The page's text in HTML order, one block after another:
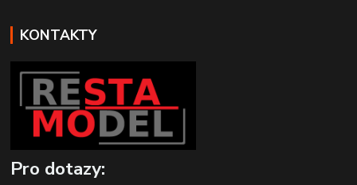
KONTAKTY
Pro dotazy: